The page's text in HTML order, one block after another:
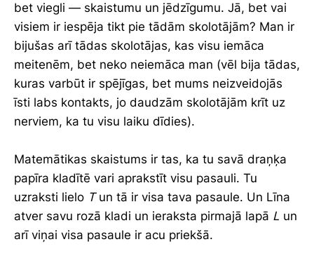
bet viegli — skaistumu un jēdzīgumu. Jā, bet vai
visiem ir iespēja tikt pie tādām skolotājām? Man ir
bijušas arī tādas skolotājas, kas visu iemāca
meitenēm, bet neko neiemāca man (vēl bija tādas,
kuras varbūt ir spējīgas, bet mums neizveidojās
īsti labs kontakts, jo daudzām skolotājām krīt uz
nerviem, ka tu visu laiku dīdies).
Matemātikas skaistums ir tas, ka tu savā draņķa
papīra kladītē vari aprakstīt visu pasauli. Tu
uzraksti lielo Tun tā ir visa tava pasaule. Un Līna
atver savu rozā kladi un ieraksta pirmajā lapā L un
arī viņai visa pasaule ir acu priekšā.